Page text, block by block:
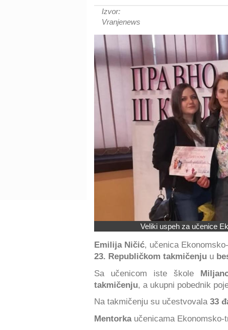
Izvor:
Vranjenews
Veliki uspeh za učenice
Emilija Ničić, učenica
23. Republičkom takmičenju u
Sa učenicom iste škole
takmičenju, a ukupni pobednik
Na takmičenju su učestvovala 33
Mentorkaučenicama Ekonomsko-